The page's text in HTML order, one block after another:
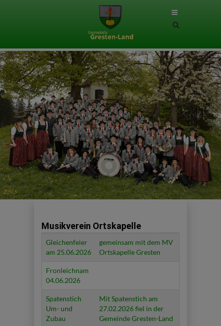
Site
Musikverein Ortskapelle
Titel Beschreibung
Gleichenfeier
am 25.06.2026
gemeinsam mit dem MV
Ortskapelle Gresten
Fronleichnam
04.06.2026
Spatenstich
Um- und
Zubau
Mit Spatenstich am
27.02.2026 fiel in der
Gemeinde Gresten-Land